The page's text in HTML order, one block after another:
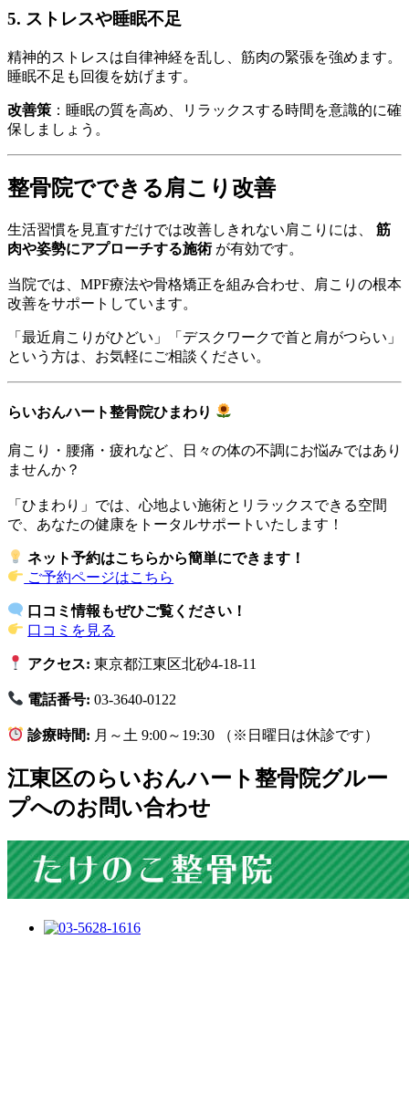
5. ストレスや睡眠不足
精神的ストレスは自律神経を乱し、筋肉の緊張を強めます。
睡眠不足も回復を妨げます。
改善策 ：睡眠の質を高め、リラックスする時間を意識的に確
保しましょう。
整骨院でできる肩こり改善
生活習慣を見直すだけでは改善しきれない肩こりには、 筋
肉や姿勢にアプローチする施術が有効です。
当院では、MPF療法や骨格矯正を組み合わせ、肩こりの根本
改善をサポートしています。
「最近肩こりがひどい」「デスクワークで首と肩がつらい」
という方は、お気軽にご相談ください。
らいおんハート整骨院ひまわり
肩こり・腰痛・疲れなど、日々の体の不調にお悩みではあり
ませんか？
「ひまわり」では、心地よい施術とリラックスできる空間
で、あなたの健康をトータルサポートいたします！
ネット予約はこちらから簡単にできます！
ご予約ページはこちら
口コミ情報もぜひご覧ください！
口コミを見る
アクセス: 東京都江東区北砂4-18-11
電話番号: 03-3640-0122
診療時間: 月～土 9:00～19:30 （※日曜日は休診です）
江東区のらいおんハート整骨院グルー
プへのお問い合わせ